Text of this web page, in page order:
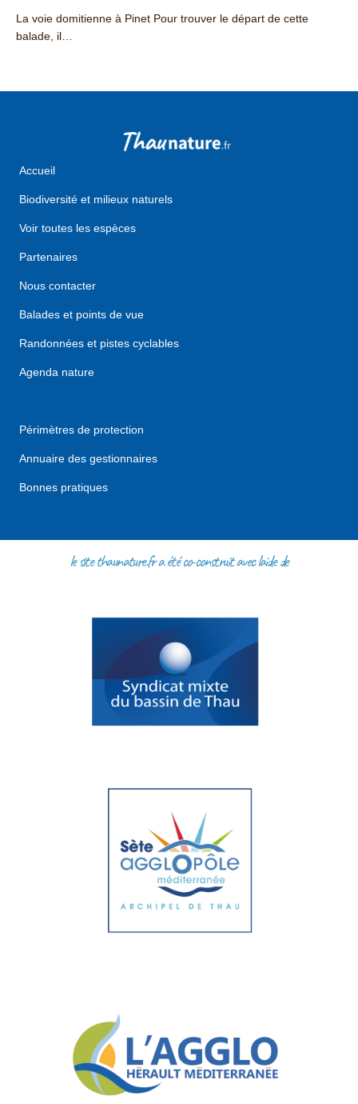
La voie domitienne à Pinet Pour trouver le départ de cette
balade, il…
Accueil
Biodiversité et milieux naturels
Voir toutes les espèces
Partenaires
Nous contacter
Balades et points de vue
Randonnées et pistes cyclables
Agenda nature
Périmètres de protection
Annuaire des gestionnaires
Bonnes pratiques
le site thaunature.fr a été co-construit avec l'aide de